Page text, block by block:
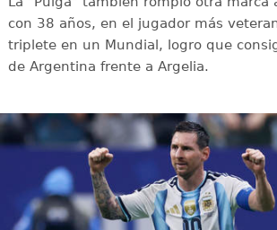
con 38 años, en el jugador más
triplete en un Mundial, logro que
de Argentina frente a Argelia.